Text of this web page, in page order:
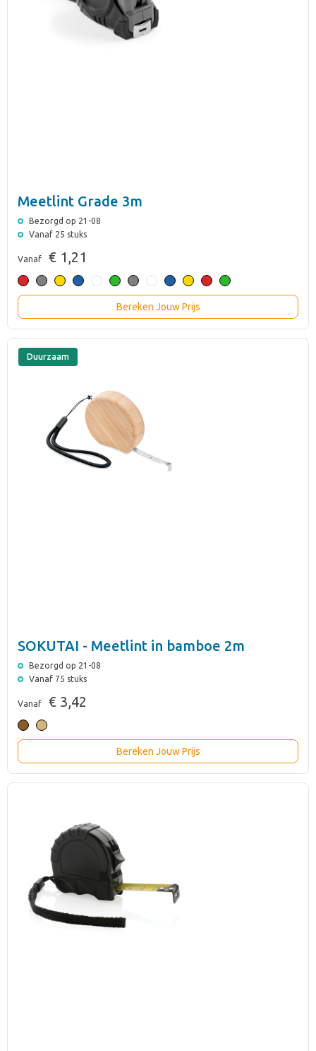
Meetlint Grade 3m
Bezorgd op 21-08
Vanaf 25 stuks
Vanaf € 1,21
Bereken Jouw Prijs
Duurzaam
SOKUTAI - Meetlint in bamboe 2m
Bezorgd op 21-08
Vanaf 75 stuks
Vanaf € 3,42
Bereken Jouw Prijs